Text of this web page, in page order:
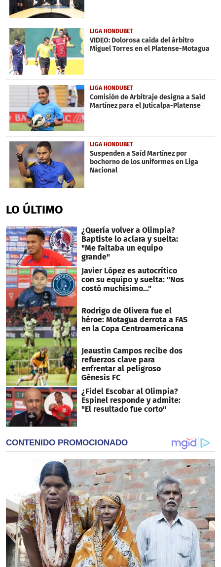
LIGA HONDUBET
VIDEO: Dolorosa caída del árbitro
Miguel Torres en el Platense-Motagua
LIGA HONDUBET
Comisión de Arbitraje designa a Saíd
Martínez para el Juticalpa-Platense
LIGA HONDUBET
Suspenden a Saíd Martínez por
bochorno de los uniformes en Liga
Nacional
LO ÚLTIMO
¿Quería volver a Olimpia?
Baptiste lo aclara y suelta:
"Me faltaba un equipo
grande"
Javier López es autocrítico
con su equipo y suelta: "Nos
costó muchísimo..."
Rodrigo de Olivera fue el
héroe: Motagua derrota a FAS
en la Copa Centroamericana
Jeaustin Campos recibe dos
refuerzos clave para
enfrentar al peligroso
Génesis FC
¿Fidel Escobar al Olimpia?
Espinel responde y admite:
"El resultado fue corto"